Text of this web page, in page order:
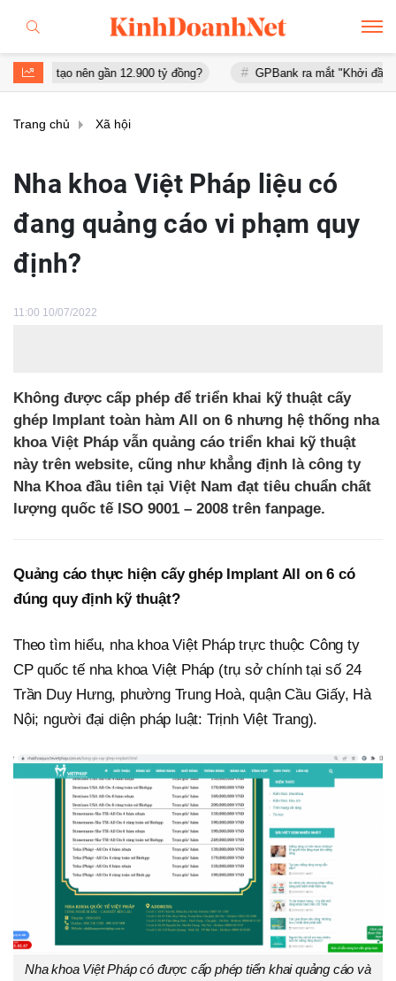
nên gần 12.900 tỷ đồng? GPBank ra mắt "Khởi đầu an cư",
Trang chủ Xã hội
Nha khoa Việt Pháp liệu có
đang quảng cáo vi phạm quy
định?
11:00 10/07/2022
Không được cấp phép để triển khai kỹ thuật cấy
ghép Implant toàn hàm All on 6 nhưng hệ thống nha
khoa Việt Pháp vẫn quảng cáo triển khai kỹ thuật
này trên website, cũng như khẳng định là công ty
Nha Khoa đầu tiên tại Việt Nam đạt tiêu chuẩn chất
lượng quốc tế ISO 9001 – 2008 trên fanpage.
Quảng cáo thực hiện cấy ghép Implant All on 6 có
đúng quy định kỹ thuật?
Theo tìm hiểu, nha khoa Việt Pháp trực thuộc Công ty
CP quốc tế nha khoa Việt Pháp (trụ sở chính tại số 24
Trần Duy Hưng, phường Trung Hoà, quận Cầu Giấy, Hà
Nội; người đại diện pháp luật: Trịnh Việt Trang).
Nha khoa Việt Pháp có được cấp phép tiển khai quảng cáo và